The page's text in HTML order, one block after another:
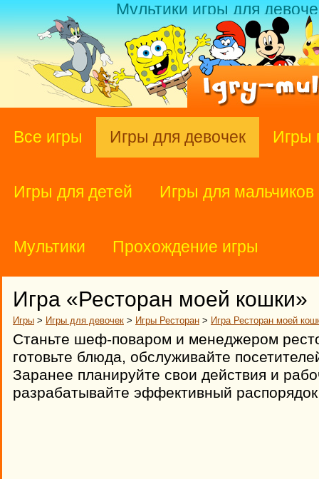
Мультики игры для
Все игры Игры для девочек Игры
Игры для детей Игры для мальчиков
Мультики Прохождение игры
Игра «Ресторан моей кошки»
Игры > Игры для девочек > Игры Ресторан > Игра Ресторан моей
Станьте шеф-поваром и менеджером
готовьте блюда, обслуживайте
Заранее планируйте свои действия и
разрабатывайте эффективный